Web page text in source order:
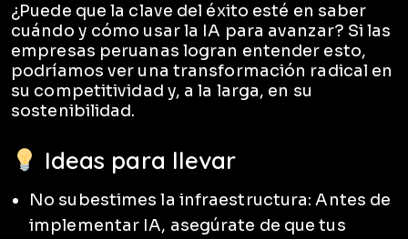
¿Puede que la clave del éxito esté en saber
cuándo y cómo usar la IA para avanzar? Si las
empresas peruanas logran entender esto,
podríamos ver una transformación radical en
su competitividad y, a la larga, en su
sostenibilidad.
Ideas para llevar
No subestimes la infraestructura: Antes de
implementar IA, asegúrate de que tus